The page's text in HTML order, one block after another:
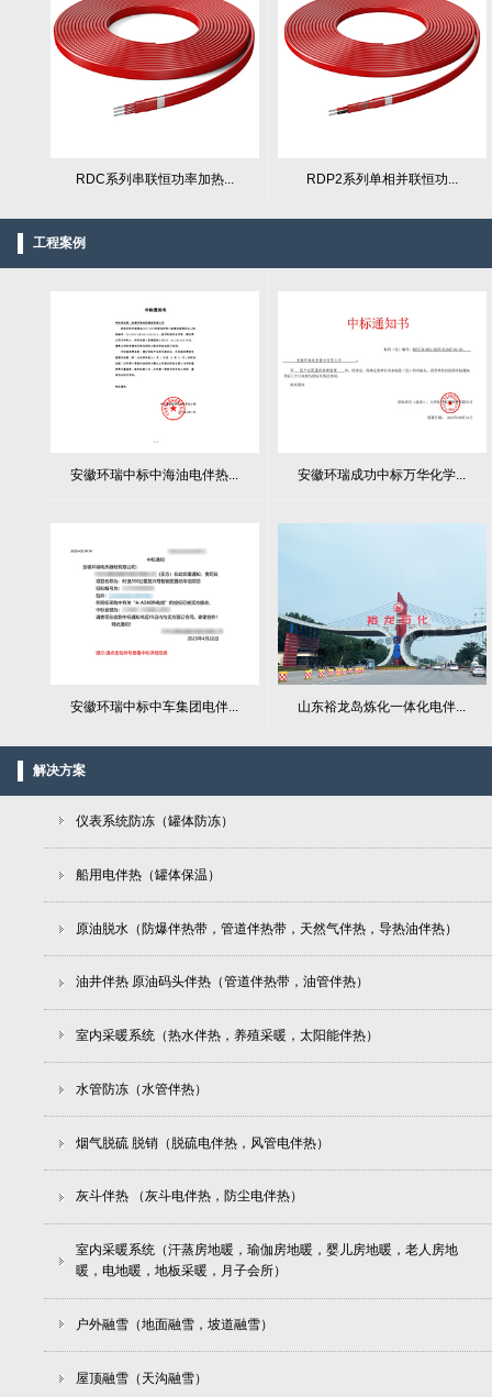
RDC系列串联恒功率加热... RDP2系列单相并联恒功...
工程案例
安徽环瑞中标中海油电伴热... 安徽环瑞成功中标万华化学...
安徽环瑞中标中车集团电伴... 山东裕龙岛炼化一体化电伴...
解决方案
仪表系统防冻（罐体防冻）
船用电伴热（罐体保温）
原油脱水（防爆伴热带，管道伴热带，天然气伴热，导热油伴热）
油井伴热 原油码头伴热（管道伴热带，油管伴热）
室内采暖系统（热水伴热，养殖采暖，太阳能伴热）
水管防冻（水管伴热）
烟气脱硫 脱销（脱硫电伴热，风管电伴热）
灰斗伴热 （灰斗电伴热，防尘电伴热）
室内采暖系统（汗蒸房地暖，瑜伽房地暖，婴儿房地暖，老人房地
暖，电地暖，地板采暖，月子会所）
户外融雪（地面融雪，坡道融雪）
屋顶融雪（天沟融雪）